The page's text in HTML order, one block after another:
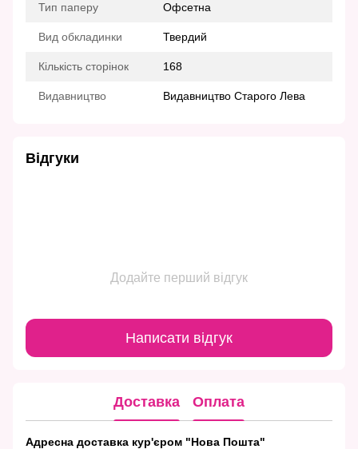
Тип паперу Офсетна
Вид обкладинки Твердий
Кількість сторінок 168
Видавництво Видавництво Старого Лева
Відгуки
Додайте перший відгук
Написати відгук
Доставка Оплата
Адресна доставка кур'єром "Нова Пошта"